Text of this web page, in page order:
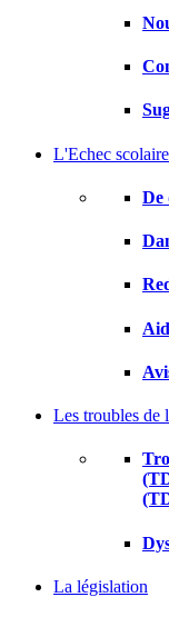
L'Echec scolaire
De
Les troubles de
La législation